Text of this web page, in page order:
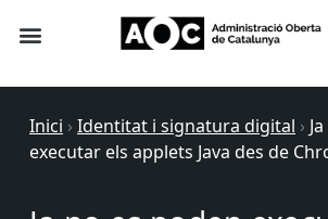
Inici › Identitat i signatura digital ›
executar els applets Java des de